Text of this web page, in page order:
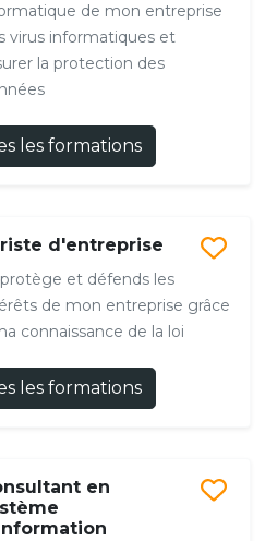
de mon entreprise
virus informatiques et
la protection des
les formations
d'entreprise
et défends les
de mon entreprise grâce
connaissance de la loi
les formations
en